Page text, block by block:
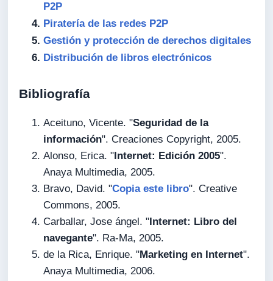
P2P
Piratería de las redes P2P
Gestión y protección de derechos digitales
Distribución de libros electrónicos
Bibliografía
Aceituno, Vicente. "Seguridad de la
información". Creaciones Copyright, 2005.
Alonso, Erica. " Internet: Edición 2005".
Anaya Multimedia, 2005.
Bravo, David. "Copia este libro". Creative
Commons, 2005.
Carballar, Jose ángel. " Internet: Libro del
navegante". Ra-Ma, 2005.
de la Rica, Enrique. "Marketing en Internet".
Anaya Multimedia, 2006.